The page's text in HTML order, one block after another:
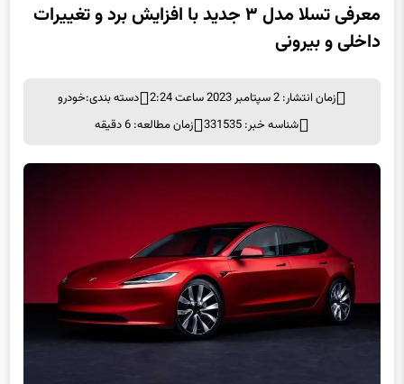
معرفی تسلا مدل ۳ جدید با افزایش برد و تغییرات
داخلی و بیرونی
زمان انتشار: 2 سپتامبر 2023 ساعت 2:24 دسته بندی:خودرو
شناسه خبر: 331535
زمان مطالعه: 6 دقیقه